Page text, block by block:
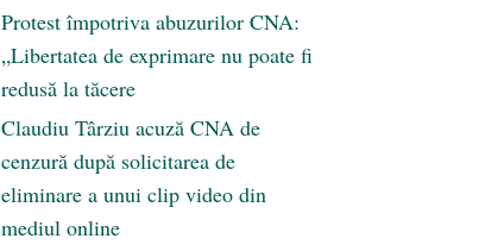
Protest împotriva abuzurilor CNA:
„Libertatea de exprimare nu poate fi
redusă la tăcere
Claudiu Târziu acuză CNA de
cenzură după solicitarea de
eliminare a unui clip video din
mediul online